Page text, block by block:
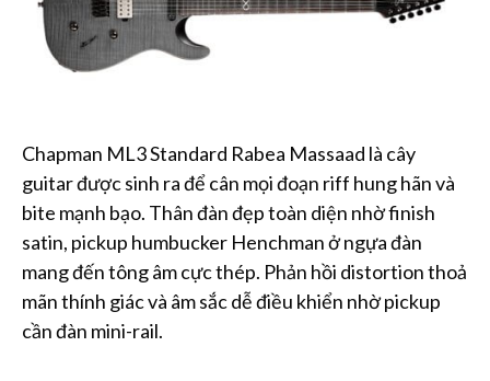
Chapman ML3 Standard Rabea Massaad là cây
guitar được sinh ra để cân mọi đoạn riff hung hãn và
bite mạnh bạo. Thân đàn đẹp toàn diện nhờ finish
satin, pickup humbucker Henchman ở ngựa đàn
mang đến tông âm cực thép. Phản hồi distortion thoả
mãn thính giác và âm sắc dễ điều khiển nhờ pickup
cần đàn mini-rail.